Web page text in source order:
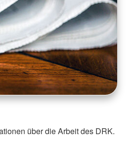
über die Arbeit des DRK.